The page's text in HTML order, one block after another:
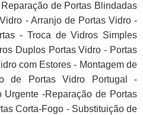
de Portas Blindadas
- Arranjo de Portas Vidro -
- Troca de Vidros Simples
Duplos Portas Vidro - Portas
com Estores - Montagem de
de Portas Vidro Portugal -
Urgente -Reparação de Portas
Corta-Fogo - Substituição de